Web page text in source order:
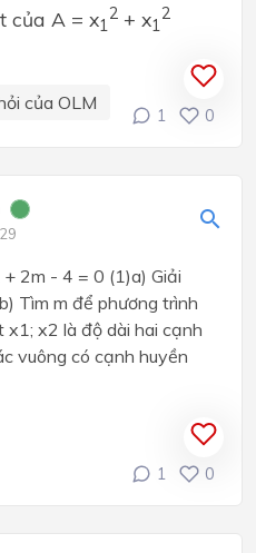
của A = x1
2 + x1
2
của OLM
1 0
+ 2m - 4 = 0 (1)a) Giải
b) Tìm m để phương trình
x1; x2 là độ dài hai cạnh
vuông có cạnh huyền
1 0